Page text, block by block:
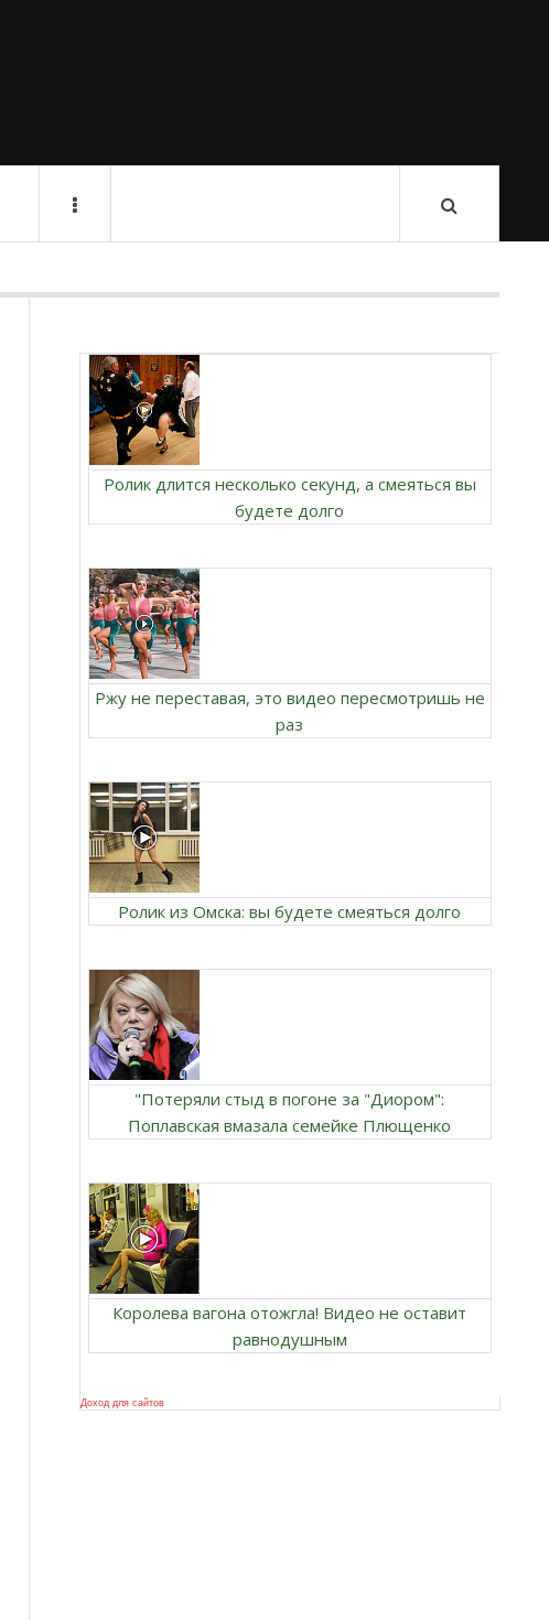
Ролик длится несколько секунд, а смеяться вы
будете долго
Ржу не переставая, это видео пересмотришь не
раз
Ролик из Омска: вы будете смеяться долго
"Потеряли стыд в погоне за "Диором":
Поплавская вмазала семейке Плющенко
Королева вагона отожгла! Видео не оставит
равнодушным
Доход для сайтов